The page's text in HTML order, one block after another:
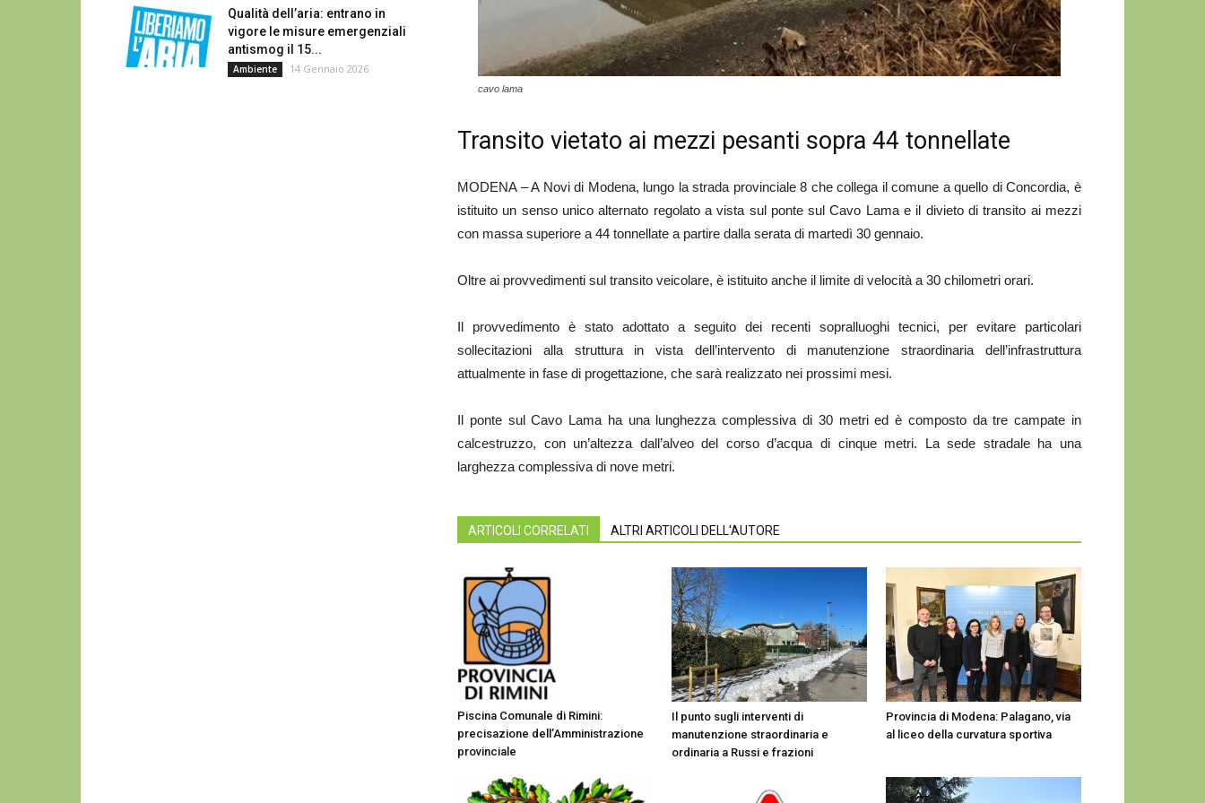
cavo lama
Transito vietato ai mezzi pesanti sopra 44 tonnellate
MODENA – A Novi di Modena, lungo la strada provinciale 8 che collega il comune a quello di Concordia, è
istituito un senso unico alternato regolato a vista sul ponte sul Cavo Lama e il divieto di transito ai mezzi
con massa superiore a 44 tonnellate a partire dalla serata di martedì 30 gennaio.
Oltre ai provvedimenti sul transito veicolare, è istituito anche il limite di velocità a 30 chilometri orari.
Il provvedimento è stato adottato a seguito dei recenti sopralluoghi tecnici, per evitare particolari
sollecitazioni alla struttura in vista dell’intervento di manutenzione straordinaria dell’infrastruttura
attualmente in fase di progettazione, che sarà realizzato nei prossimi mesi.
Il ponte sul Cavo Lama ha una lunghezza complessiva di 30 metri ed è composto da tre campate in
calcestruzzo, con un’altezza dall’alveo del corso d’acqua di cinque metri. La sede stradale ha una
larghezza complessiva di nove metri.
ARTICOLI CORRELATI ALTRI ARTICOLI DELL'AUTORE
Piscina Comunale di Rimini:
precisazione dell’Amministrazione
provinciale
Il punto sugli interventi di
manutenzione straordinaria e
ordinaria a Russi e frazioni
Provincia di Modena: Palagano, via
al liceo della curvatura sportiva
Qualità dell’aria: entrano in
vigore le misure emergenziali
antismog il 15...
Ambiente 14 Gennaio 2026